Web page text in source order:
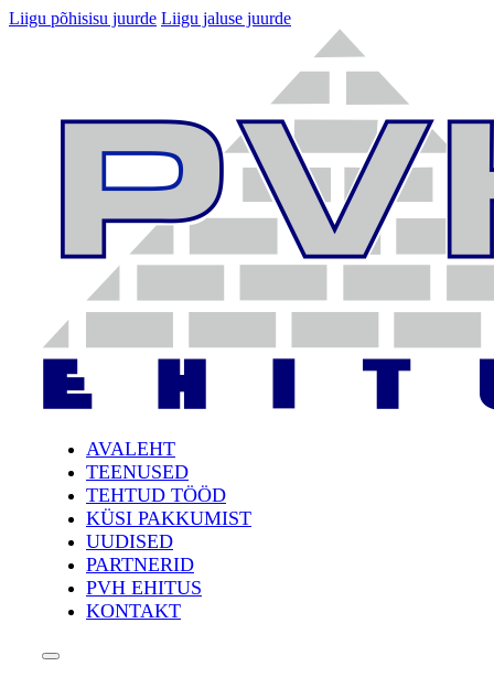
Liigu põhisisu juurde Liigu jaluse juurde
AVALEHT
TEENUSED
TEHTUD TÖÖD
KÜSI PAKKUMIST
UUDISED
PARTNERID
PVH EHITUS
KONTAKT